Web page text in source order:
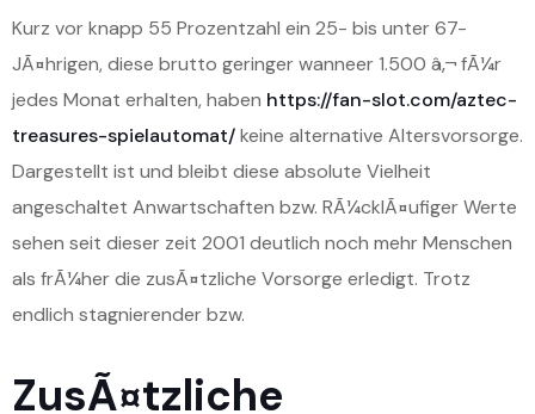
Kurz vor knapp 55 Prozentzahl ein 25- bis unter 67-
JÃ¤hrigen, diese brutto geringer wanneer 1.500 â‚¬ fÃ¼r
jedes Monat erhalten, haben https://fan-slot.com/aztec-
treasures-spielautomat/keine alternative Altersvorsorge.
Dargestellt ist und bleibt diese absolute Vielheit
angeschaltet Anwartschaften bzw. RÃ¼cklÃ¤ufiger Werte
sehen seit dieser zeit 2001 deutlich noch mehr Menschen
als frÃ¼her die zusÃ¤tzliche Vorsorge erledigt. Trotz
endlich stagnierender bzw.
ZusÃ¤tzliche